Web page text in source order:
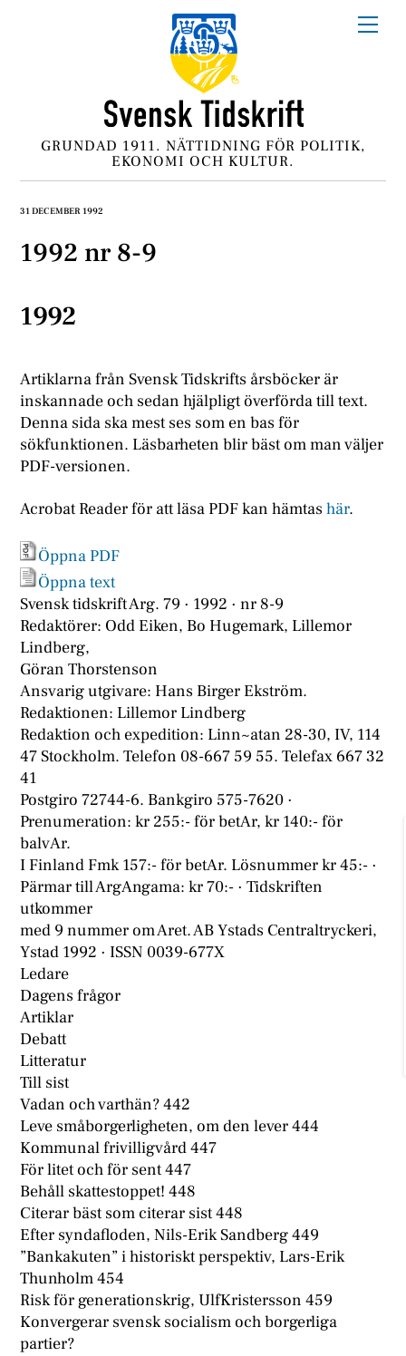
GRUNDAD 1911. NÄTTIDNING FÖR POLITIK,
EKONOMI OCH KULTUR.
31 DECEMBER 1992
1992 nr 8-9
1992
Artiklarna från Svensk Tidskrifts årsböcker är
inskannade och sedan hjälpligt överförda till text.
Denna sida ska mest ses som en bas för
sökfunktionen. Läsbarheten blir bäst om man väljer
PDF-versionen.
Acrobat Reader för att läsa PDF kan hämtashär.
Öppna PDF
Öppna text
Svensk tidskrift Arg. 79 · 1992 · nr 8-9
Redaktörer: Odd Eiken, Bo Hugemark, Lillemor
Lindberg,
Göran Thorstenson
Ansvarig utgivare: Hans Birger Ekström.
Redaktionen: Lillemor Lindberg
Redaktion och expedition: Linn~atan 28-30, IV, 114
47 Stockholm. Telefon 08-667 59 55. Telefax 667 32
41
Postgiro 72744-6. Bankgiro 575-7620 ·
Prenumeration: kr 255:- för betAr, kr 140:- för
balvAr.
I Finland Fmk 157:- för betAr. Lösnummer kr 45:- ·
Pärmar till ArgAngama: kr 70:- · Tidskriften
utkommer
med 9 nummer om Aret. AB Ystads Centraltryckeri,
Ystad 1992 · ISSN 0039-677X
Ledare
Dagens frågor
Artiklar
Debatt
Litteratur
Till sist
Vadan och varthän? 442
Leve småborgerligheten, om den lever 444
Kommunal frivilligvård 447
För litet och för sent 447
Behåll skattestoppet! 448
Citerar bäst som citerar sist 448
Efter syndafloden, Nils-Erik Sandberg 449
”Bankakuten” i historiskt perspektiv, Lars-Erik
Thunholm 454
Risk för generationskrig, UlfKristersson 459
Konvergerar svensk socialism och borgerliga
partier?